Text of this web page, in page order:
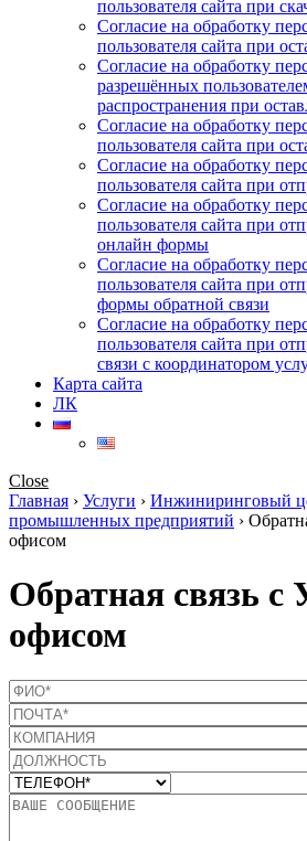
пользователя сайта при
Согласие на обработку
пользователя сайта при
Согласие на обработку
разрешённых
распространения при
Согласие на обработку
пользователя сайта при
Согласие на обработку
пользователя сайта при
Согласие на обработку
пользователя сайта при
онлайн формы
Согласие на обработку
пользователя сайта при
формы обратной связи
Согласие на обработку
пользователя сайта при
связи с координатором
Карта сайта
ЛК
Close
Главная › Услуги › Инжиниринговый
промышленных предприятий ›
офисом
Обратная связь
офисом